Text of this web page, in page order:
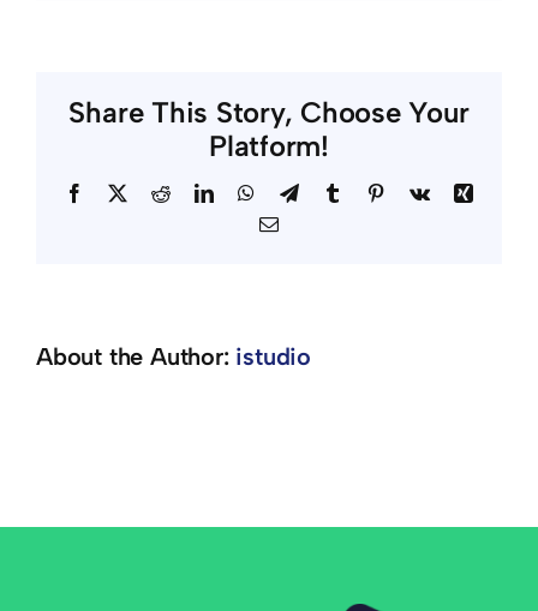
Philippe
actif
Share This Story, Choose Your
Platform!
Facebook
X RedditLinkedInWhatsApp
TelegramTumblr Pinterest
Vk
Xing
Email
About the Author: istudio